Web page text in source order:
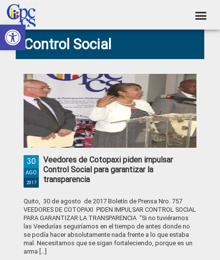
Abrir barra de herramientas
Skip
to
primary
navigation
Skip
to
main
content
Skip
to
primary
sidebar
Skip
to
footer
Consejo
de
Ciudadana
Control
Social
Construyendo
Poder
Ciudadano
Control Social
Veedores de Cotopaxi piden impulsar
Control Social para garantizar la
transparencia
30
AGO
2017
Quito, 30 de agosto de 2017 Boletín de Prensa Nro. 757
VEEDORES DE COTOPAXI PIDEN IMPULSAR CONTROL SOCIAL
PARA GARANTIZAR LA TRANSPARENCIA “Si no tuviéramos
las Veedurías seguiríamos en el tiempo de antes donde no
se podía hacer absolutamente nada frente a lo que estaba
mal. Necesitamos que se sigan fortaleciendo, porque es un
arma […]